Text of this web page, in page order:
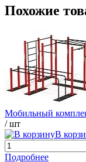
Похожие
Мобильный
/ шт
В
Подробнее